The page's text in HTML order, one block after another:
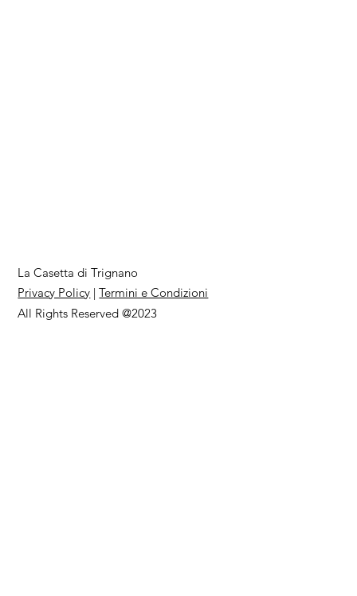
La Casetta di Trignano
Privacy Policy |Termini e Condizioni
All Rights Reserved @2023